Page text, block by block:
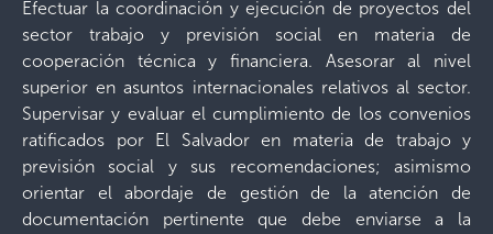
Efectuar la coordinación y ejecución de proyectos del
sector trabajo y previsión social en materia de
cooperación técnica y financiera. Asesorar al nivel
superior en asuntos internacionales relativos al sector.
Supervisar y evaluar el cumplimiento de los convenios
ratificados por El Salvador en materia de trabajo y
previsión social y sus recomendaciones; asimismo
orientar el abordaje de gestión de la atención de
documentación pertinente que debe enviarse a la